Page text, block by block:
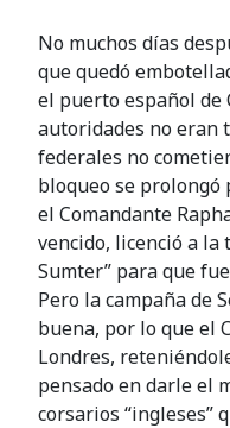
No muchos días
que quedó
el puerto español de
autoridades no eran
federales no
bloqueo se prolongó
el Comandante
vencido, licenció a la
Sumter” para que
Pero la campaña de
buena, por lo que el
Londres,
pensado en darle el
corsarios “ingleses”